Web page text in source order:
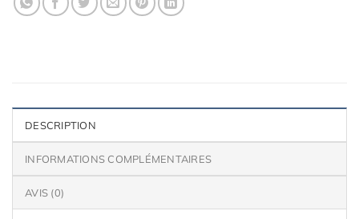
DESCRIPTION
INFORMATIONS COMPLÉMENTAIRES
AVIS (0)